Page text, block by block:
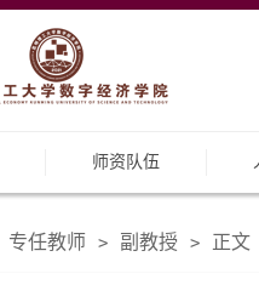
师资队伍
专任教师 > 副教授 > 正文